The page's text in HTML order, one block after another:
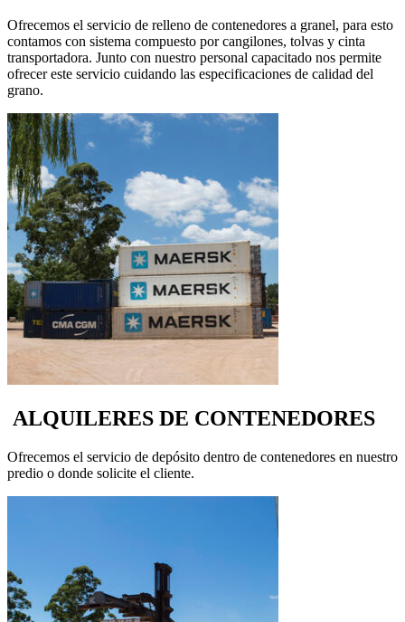
Ofrecemos el servicio de relleno de contenedores a granel, para esto
contamos con sistema compuesto por cangilones, tolvas y cinta
transportadora. Junto con nuestro personal capacitado nos permite
ofrecer este servicio cuidando las especificaciones de calidad del
grano.
ALQUILERES DE CONTENEDORES
Ofrecemos el servicio de depósito dentro de contenedores en nuestro
predio o donde solicite el cliente.